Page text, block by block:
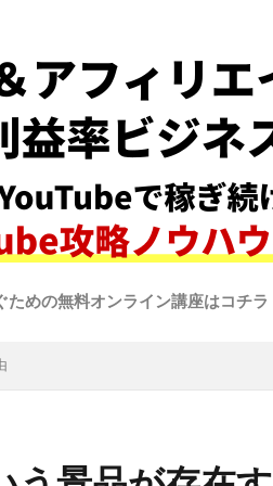
めの無料オンライン講座はコチラ